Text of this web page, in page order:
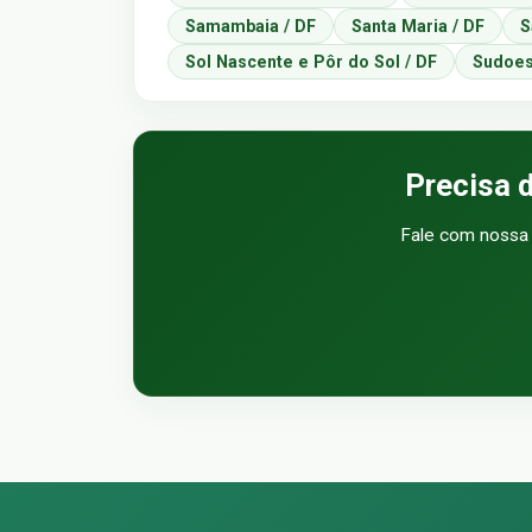
Samambaia / DF Santa Maria / DF
Sol Nascente e Pôr do Sol / DF
Precisa
Fale com